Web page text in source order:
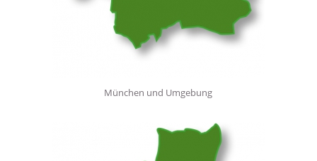
München und Umgebung